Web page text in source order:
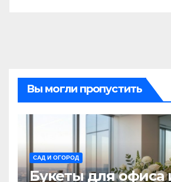
Вы могли пропустить
САД И ОГОРОД
Букеты для офиса